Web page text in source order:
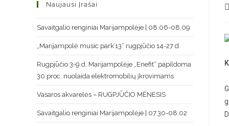
Naujausi Įrašai
Savaitgalio renginiai Marijampolėje | 08.06-08.09
„Marijampolė music park’13“ rugpjūčio 14-27 d.
Rugpjūčio 3-9 d. Marijampolėje „Enefit“ papildoma
30 proc. nuolaida elektromobilių įkrovimams
Vasaros akvarelės – RUGPJŪČIO MĖNESIS
Savaitgalio renginiai Marijampolėje | 07.30-08.02